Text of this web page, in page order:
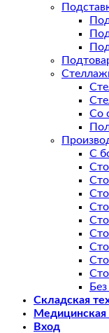
Со
С
Складская
Медицинская
Вход